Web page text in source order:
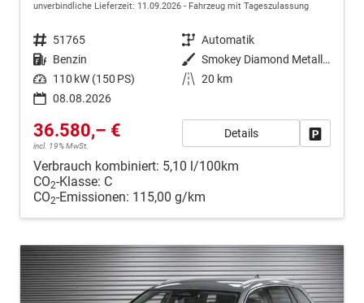
unverbindliche Lieferzeit: 11.09.2026 Fahrzeug mit Tageszulassung
Fahrzeugnr. 51765 Getriebe Automatik
Kraftstoff Benzin Außenfarbe
Smokey Diamond Metallic ()
Leistung 110 kW (150 PS) Kilometerstand 20 km
08.08.2026
36.580,– €
incl. 19% MwSt.
Details
Verbrauch kombiniert: 5,10 l/100km
CO2-Klasse: C
CO2-Emissionen: 115,00 g/km